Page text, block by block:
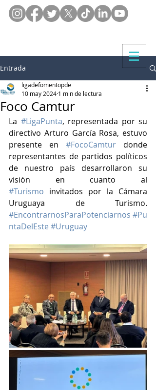
Entrada
Foco Camtur
ligadefomentopde
10 may 2024 1 min de lectura
La #LigaPunta, representada por su
directivo Arturo García Rosa, estuvo
presente en #FocoCamtur donde
representantes de partidos políticos
de nuestro país desarrollaron su
#Turismo invitados por la Cámara
#EncontrarnosParaPotenciarnos #Pu
ntaDelEste #Uruguay